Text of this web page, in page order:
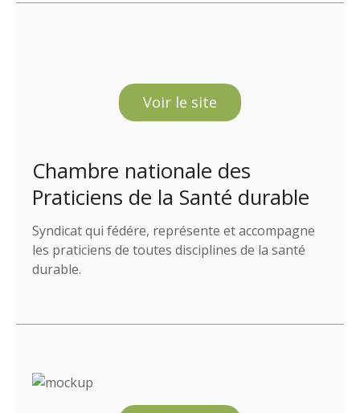
Voir le site
Chambre nationale des
Praticiens de la Santé durable
Syndicat qui fédére, représente et accompagne
les praticiens de toutes disciplines de la santé
durable.